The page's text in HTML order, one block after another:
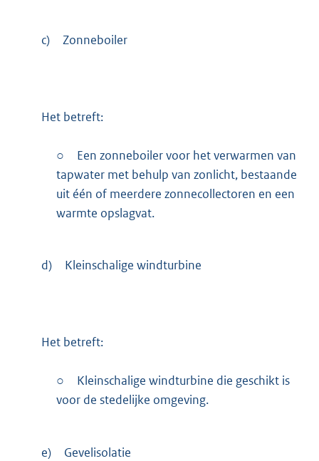
c) Zonneboiler
Het betreft:
○
Een zonneboiler voor het verwarmen van
tapwater met behulp van zonlicht, bestaande
uit één of meerdere zonnecollectoren en een
warmte opslagvat.
d) Kleinschalige windturbine
Het betreft:
○
Kleinschalige windturbine die geschikt is
voor de stedelijke omgeving.
e) Gevelisolatie